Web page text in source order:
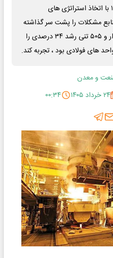
فولاد هرمزگان در سال ۱۴۰۴ با اتخاذ استراتژی های
مشکلات را پشت سر گذاشته
و با تولید یک میلیون و ۵۰۰ هزار و ۵۰۵ تنی رشد ۳۴ درصدی را
های فولادی بود ، تجربه کند.
و معدن
۲۴ خرداد ۱۴۰۵ ۰۰:۳۴